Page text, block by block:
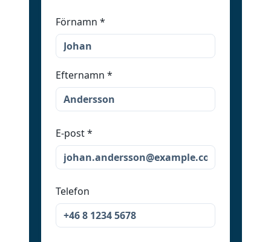
Förnamn *
Efternamn *
E-post*
Telefon